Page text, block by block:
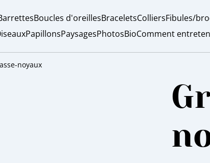
Boucles d'oreillesBraceletsColliersFibules/
PapillonsPaysagesPhotosBioComment
noyaux